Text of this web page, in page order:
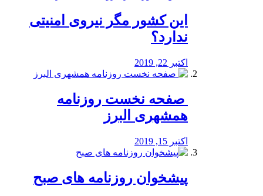
این کشور مگر نیروی امنیتی
ندارد؟
اکتبر 22, 2019
️ صفحه نخست روزنامه‌
همشهری البرز
اکتبر 15, 2019
پیشخوان روزنامه های صبح